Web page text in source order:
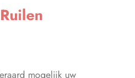
mogelijk uw